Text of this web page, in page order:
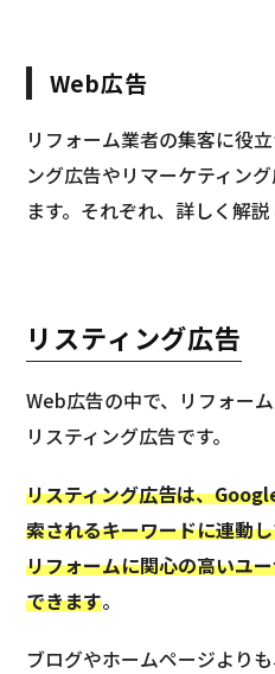
Web広告
リフォーム業者の集客に役
ング広告やリマーケティン
ます。それぞれ、詳しく解説
リスティング広告
Web広告の中で、リフォー
リスティング広告です。
リスティング広告は、
索されるキーワードに連動
リフォームに関心の高いユ
できます。
ブログやホームページより